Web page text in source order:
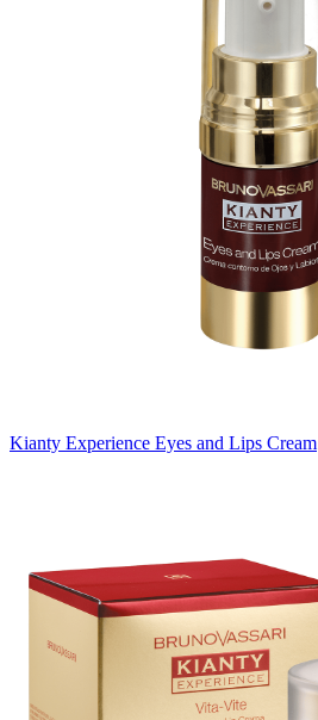
Kianty Experience Eyes and Lips Cream